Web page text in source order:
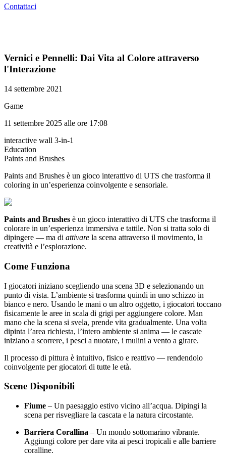
Contattaci
Vernici e Pennelli: Dai Vita al Colore attraverso
l'Interazione
14 settembre 2021
Game
11 settembre 2025 alle ore 17:08
interactive wall 3-in-1
Education
Paints and Brushes​
Paints and Brushes è un gioco interattivo di UTS che trasforma il
coloring in un’esperienza coinvolgente e sensoriale.
Paints and Brushes è un gioco interattivo di UTS che trasforma il
colorare in un’esperienza immersiva e tattile. Non si tratta solo di
dipingere — ma di attivare la scena attraverso il movimento, la
creatività e l’esplorazione.
Come Funziona
I giocatori iniziano scegliendo una scena 3D e selezionando un
punto di vista. L’ambiente si trasforma quindi in uno schizzo in
bianco e nero. Usando le mani o un altro oggetto, i giocatori toccano
fisicamente le aree in scala di grigi per aggiungere colore. Man
mano che la scena si svela, prende vita gradualmente. Una volta
dipinta l’area richiesta, l’intero ambiente si anima — le cascate
iniziano a scorrere, i pesci a nuotare, i mulini a vento a girare.
Il processo di pittura è intuitivo, fisico e reattivo — rendendolo
coinvolgente per giocatori di tutte le età.
Scene Disponibili
Fiume – Un paesaggio estivo vicino all’acqua. Dipingi la
scena per risvegliare la cascata e la natura circostante.
Barriera Corallina – Un mondo sottomarino vibrante.
Aggiungi colore per dare vita ai pesci tropicali e alle barriere
coralline.